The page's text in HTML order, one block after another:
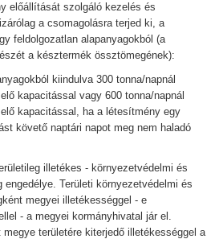
előállítását szolgáló kezelés és
a csomagolásra terjed ki, a
feldolgozatlan alapanyagokból (a
a késztermék össztömegének):
kiindulva 300 tonna/napnál
kapacitással vagy 600 tonna/napnál
kapacitással, ha a létesítmény egy
követő naptári napot meg nem haladó
illetékes - környezetvédelmi és
Területi környezetvédelmi és
megyei illetékességgel - e
- a megyei kormányhivatal jár el.
területére kiterjedő illetékességgel a